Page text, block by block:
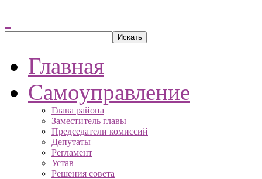
Главная
Самоуправление
Глава района
Заместитель главы
Председатели комиссий
Депутаты
Регламент
Устав
Решения совета